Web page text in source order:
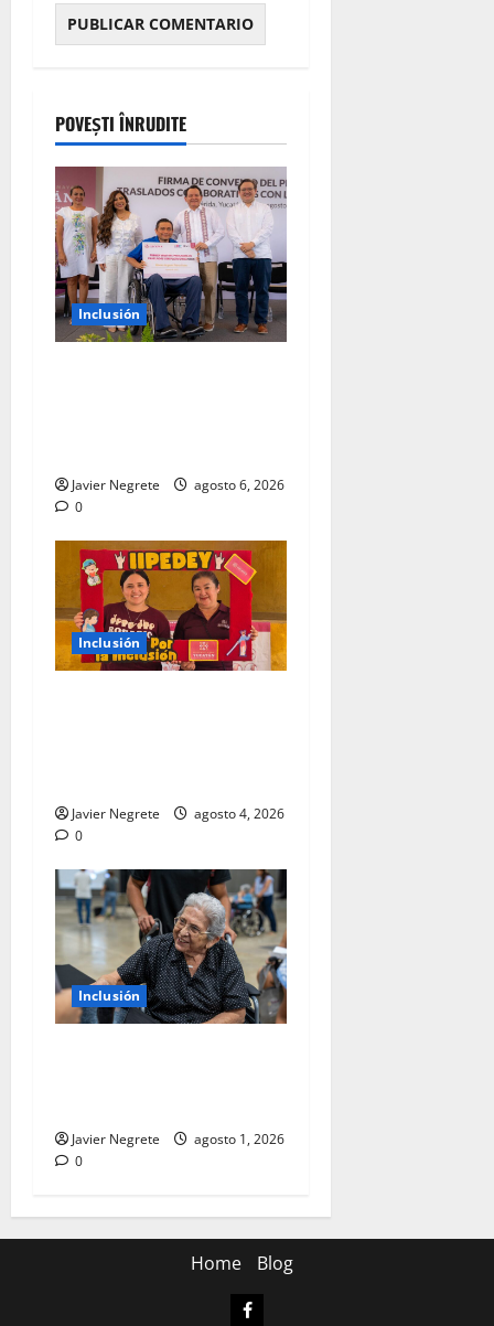
POVEȘTI ÎNRUDITE
Inclusión
Javier Negrete
agosto 6, 2026
0
Inclusión
Javier Negrete
agosto 4, 2026
0
Inclusión
Javier Negrete
agosto 1, 2026
0
Home Blog
Facebook